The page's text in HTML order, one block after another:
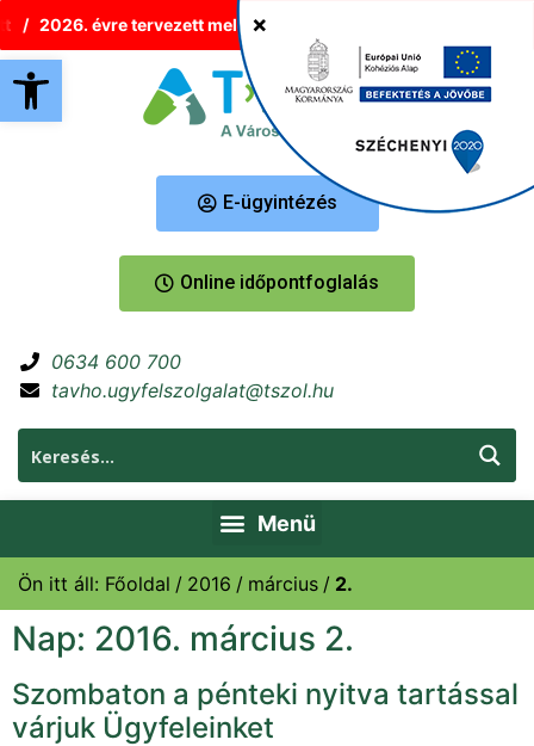
Eszköztár megnyitása
2026. évre tervezett melegvíz-korlátozások Tatabányán
E-ügyintézés
Online időpontfoglalás
0634 600 700
tavho.ugyfelszolgalat@tszol.hu
Ön itt áll: Főoldal 2016 március 2.
Nap: 2016. március 2.
Szombaton a pénteki nyitva tartással
várjuk Ügyfeleinket